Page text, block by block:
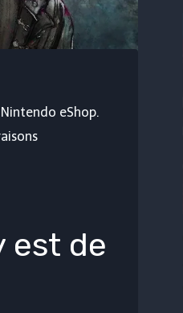
eShop.
est de